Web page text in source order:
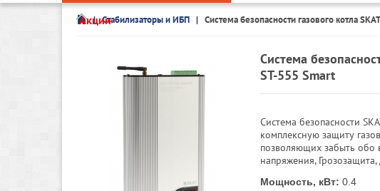
АкцииCтабилизаторы и ИБП Система безопасности газового котла
Система
ST-555 Smart
Система безопасности
комплексную защиту
позволяющих забыть обо
напряжения,
Мощность, кВт: 0.4